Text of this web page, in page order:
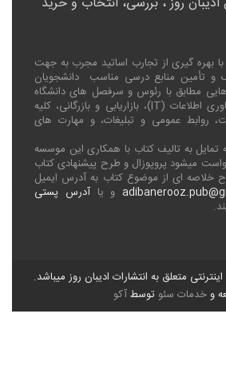
بهره گیری از تجارب اساتید مجرب به جهت
تأمین منابع درسی مناسب دانشجویان
مطابق با رئوس و سرفصل های دانشگاه
اطلاعات (IT)، بازاریابی و بازرگانی، کلیه
روابط عمومی و تبلیغات، و مهارت های
به تالیف کتاب با همکاری این موسسه
میشود پروپوزال و طرح پیشنهادی کتاب
خلاصه ای از موضوع کتاب به آدرس ایمیل
و یاآدرس پستی
متعلق به انتشارات ادیبان روز میباشد.
خدمات سئوتوسطآکو